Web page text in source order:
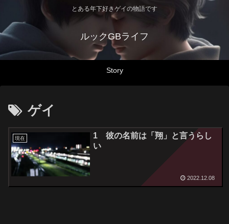
とある年下好きゲイの物語です
ルックGBライフ
Story
ゲイ
現在
1 彼の名前は「翔」と言うらし
い
2022.12.08